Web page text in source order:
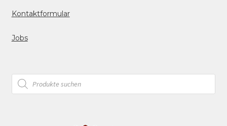
Kontaktformular
Jobs
Products
search